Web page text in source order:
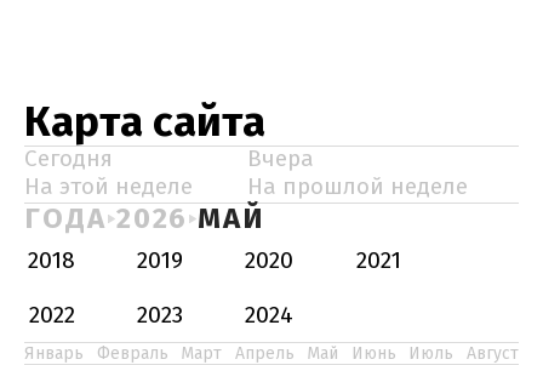
Карта сайта
Сегодня
Вчера
На этой неделе
На прошлой неделе
ГОДА 2026 МАЙ
2018 2019 2020
2021
2022
2023 2024
Январь Февраль Март Апрель Май Июнь Июль Август